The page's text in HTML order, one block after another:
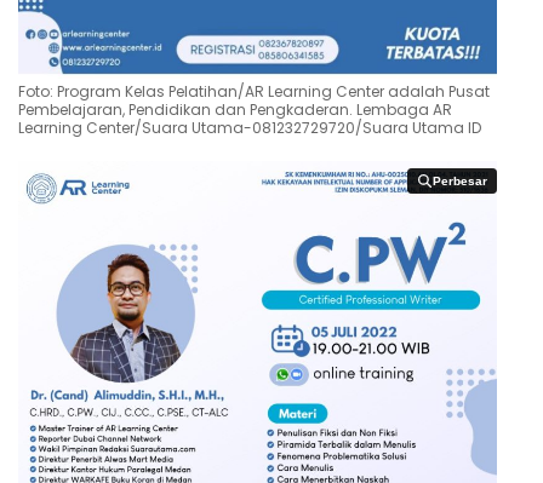
Foto: Program Kelas Pelatihan/AR Learning Center adalah Pusat
Pembelajaran, Pendidikan dan Pengkaderan. Lembaga AR
Learning Center/Suara Utama-081232729720/Suara Utama ID
Perbesar
Perbesar